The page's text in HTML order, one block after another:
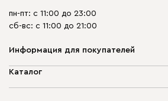
пн-пт: с 11:00 до 23:00
сб-вс: с 11:00 до 21:00
Информация для покупателей
О компании
Каталог